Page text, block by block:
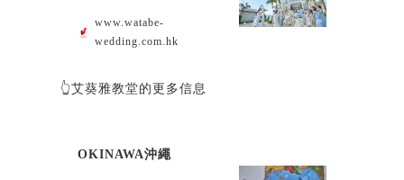
www.watabe-
wedding.com.hk
👆艾葵雅教堂的更多信息
OKINAWA沖繩